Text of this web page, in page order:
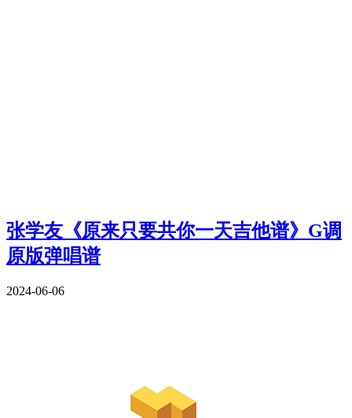
张学友《原来只要共你一天吉他谱》G调
原版弹唱谱
2024-06-06